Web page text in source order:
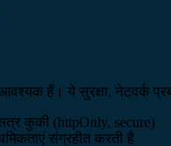
हैं। ये सुरक्षा, नेटवर्क
कुकी (httpOnly, secure)
संग्रहीत करती है